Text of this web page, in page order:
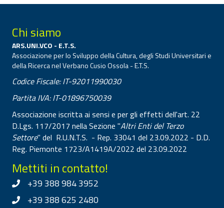
Chi siamo
ARS.UNI.VCO - E.T.S.
Associazione per lo Sviluppo della Cultura, degli Studi Universitari e
della Ricerca nel Verbano Cusio Ossola - E.T.S.
Codice Fiscale: IT-92011990030
Partita IVA: IT-01896750039
Associazione iscritta ai sensi e per gli effetti dell'art. 22
D.Lgs. 117/2017 nella Sezione "Altri Enti del Terzo
Settore" del R.U.N.T.S. - Rep. 33041 del 23.09.2022 - D.D.
Reg. Piemonte 1723/A1419A/2022 del 23.09.2022
Mettiti in contatto!
+39 388 984 3952
+39 388 625 2480